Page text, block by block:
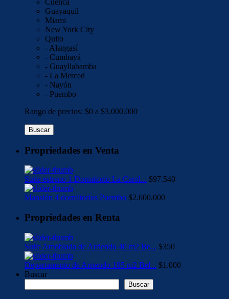
Cuenca
Guayaquil
Miami
New York City
Quito
- Alangasí
- Cumbayá
- Guayllabamba
- La Merced
- Nayón
- Puembo
Rango de precios: $0 a $3.000.000
Buscar
Propriedades en Venta
Suite estreno 1 Dormitorio La Carol... $97.540
Mansión 4 dormitorios Puembo $2.600.000
Propriedades en Renta
Suite Amoblada de Arriendo 40 m2 Be... $350
Departamento de Arriendo 185 m2 Bel... $1.000
Buscar
Buscar